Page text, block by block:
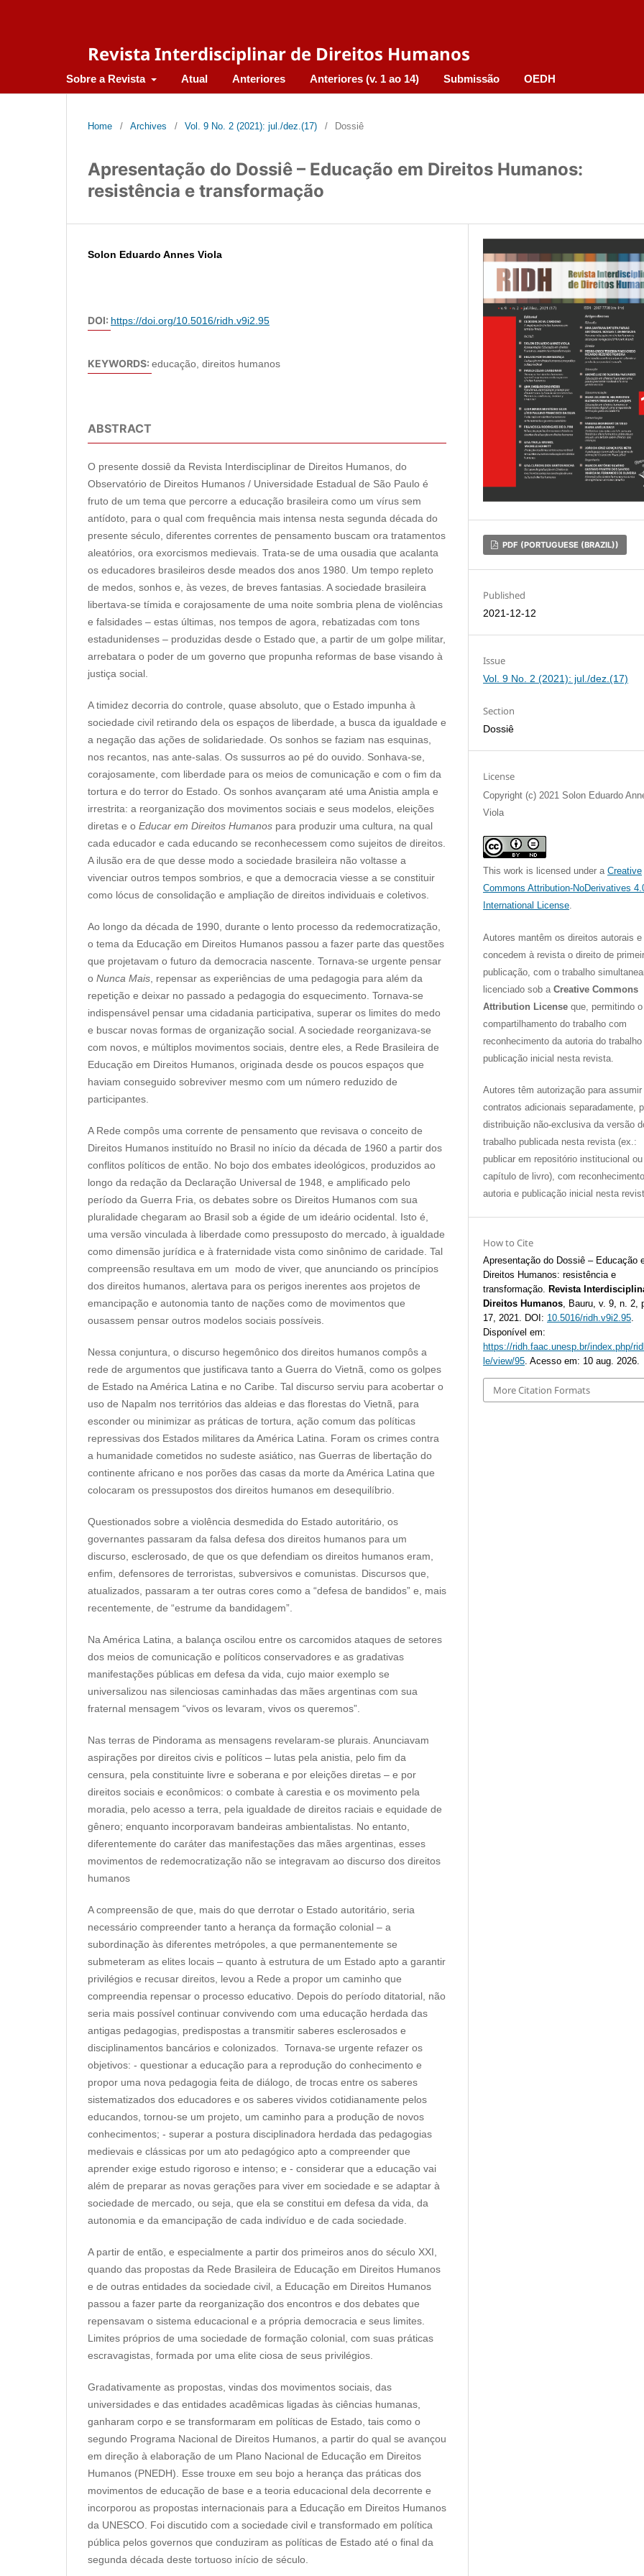
Revista Interdisciplinar de Direitos Humanos
Sobre a Revista Atual Anteriores Anteriores (v. 1 ao 14) Submissão OEDH
Home / Archives / Vol. 9 No. 2 (2021): jul./dez.(17) / Dossiê
Apresentação do Dossiê – Educação em Direitos Humanos:
resistência e transformação
Solon Eduardo Annes Viola
DOI: https://doi.org/10.5016/ridh.v9i2.95
KEYWORDS: educação, direitos humanos
ABSTRACT
O presente dossiê da Revista Interdisciplinar de Direitos Humanos, do
Observatório de Direitos Humanos / Universidade Estadual de São Paulo é
fruto de um tema que percorre a educação brasileira como um vírus sem
antídoto, para o qual com frequência mais intensa nesta segunda década do
presente século, diferentes correntes de pensamento buscam ora tratamentos
aleatórios, ora exorcismos medievais. Trata-se de uma ousadia que acalanta
os educadores brasileiros desde meados dos anos 1980. Um tempo repleto
de medos, sonhos e, às vezes, de breves fantasias. A sociedade brasileira
libertava-se tímida e corajosamente de uma noite sombria plena de violências
e falsidades – estas últimas, nos tempos de agora, rebatizadas com tons
estadunidenses – produzidas desde o Estado que, a partir de um golpe militar,
arrebatara o poder de um governo que propunha reformas de base visando à
justiça social.
A timidez decorria do controle, quase absoluto, que o Estado impunha à
sociedade civil retirando dela os espaços de liberdade, a busca da igualdade e
a negação das ações de solidariedade. Os sonhos se faziam nas esquinas,
nos recantos, nas ante-salas. Os sussurros ao pé do ouvido. Sonhava-se,
corajosamente, com liberdade para os meios de comunicação e com o fim da
tortura e do terror do Estado. Os sonhos avançaram até uma Anistia ampla e
irrestrita: a reorganização dos movimentos sociais e seus modelos, eleições
diretas e o Educar em Direitos Humanos para produzir uma cultura, na qual
cada educador e cada educando se reconhecessem como sujeitos de direitos.
A ilusão era de que desse modo a sociedade brasileira não voltasse a
vivenciar outros tempos sombrios, e que a democracia viesse a se constituir
como lócus de consolidação e ampliação de direitos individuais e coletivos.
Ao longo da década de 1990, durante o lento processo da redemocratização,
o tema da Educação em Direitos Humanos passou a fazer parte das questões
que projetavam o futuro da democracia nascente. Tornava-se urgente pensar
o Nunca Mais , repensar as experiências de uma pedagogia para além da
repetição e deixar no passado a pedagogia do esquecimento. Tornava-se
indispensável pensar uma cidadania participativa, superar os limites do medo
e buscar novas formas de organização social. A sociedade reorganizava-se
com novos, e múltiplos movimentos sociais, dentre eles, a Rede Brasileira de
Educação em Direitos Humanos, originada desde os poucos espaços que
haviam conseguido sobreviver mesmo com um número reduzido de
participantes.
A Rede compôs uma corrente de pensamento que revisava o conceito de
Direitos Humanos instituído no Brasil no início da década de 1960 a partir dos
conflitos políticos de então. No bojo dos embates ideológicos, produzidos ao
longo da redação da Declaração Universal de 1948, e amplificado pelo
período da Guerra Fria, os debates sobre os Direitos Humanos com sua
pluralidade chegaram ao Brasil sob a égide de um ideário ocidental. Isto é,
uma versão vinculada à liberdade como pressuposto do mercado, à igualdade
como dimensão jurídica e à fraternidade vista como sinônimo de caridade. Tal
compreensão resultava em um modo de viver, que anunciando os princípios
dos direitos humanos, alertava para os perigos inerentes aos projetos de
emancipação e autonomia tanto de nações como de movimentos que
ousassem pensar outros modelos sociais possíveis.
Nessa conjuntura, o discurso hegemônico dos direitos humanos compôs a
rede de argumentos que justificava tanto a Guerra do Vietnã, como os golpes
de Estado na América Latina e no Caribe. Tal discurso serviu para acobertar o
uso de Napalm nos territórios das aldeias e das florestas do Vietnã, para
esconder ou minimizar as práticas de tortura, ação comum das políticas
repressivas dos Estados militares da América Latina. Foram os crimes contra
a humanidade cometidos no sudeste asiático, nas Guerras de libertação do
continente africano e nos porões das casas da morte da América Latina que
colocaram os pressupostos dos direitos humanos em desequilíbrio.
Questionados sobre a violência desmedida do Estado autoritário, os
governantes passaram da falsa defesa dos direitos humanos para um
discurso, esclerosado, de que os que defendiam os direitos humanos eram,
enfim, defensores de terroristas, subversivos e comunistas. Discursos que,
atualizados, passaram a ter outras cores como a “defesa de bandidos” e, mais
recentemente, de “estrume da bandidagem”.
Na América Latina, a balança oscilou entre os carcomidos ataques de setores
dos meios de comunicação e políticos conservadores e as gradativas
manifestações públicas em defesa da vida, cujo maior exemplo se
universalizou nas silenciosas caminhadas das mães argentinas com sua
fraternal mensagem “vivos os levaram, vivos os queremos”.
Nas terras de Pindorama as mensagens revelaram-se plurais. Anunciavam
aspirações por direitos civis e políticos – lutas pela anistia, pelo fim da
censura, pela constituinte livre e soberana e por eleições diretas – e por
direitos sociais e econômicos: o combate à carestia e os movimento pela
moradia, pelo acesso a terra, pela igualdade de direitos raciais e equidade de
gênero; enquanto incorporavam bandeiras ambientalistas. No entanto,
diferentemente do caráter das manifestações das mães argentinas, esses
movimentos de redemocratização não se integravam ao discurso dos direitos
humanos
A compreensão de que, mais do que derrotar o Estado autoritário, seria
necessário compreender tanto a herança da formação colonial – a
subordinação às diferentes metrópoles, a que permanentemente se
submeteram as elites locais – quanto à estrutura de um Estado apto a garantir
privilégios e recusar direitos, levou a Rede a propor um caminho que
compreendia repensar o processo educativo. Depois do período ditatorial, não
seria mais possível continuar convivendo com uma educação herdada das
antigas pedagogias, predispostas a transmitir saberes esclerosados e
disciplinamentos bancários e colonizados. Tornava-se urgente refazer os
objetivos: - questionar a educação para a reprodução do conhecimento e
propor uma nova pedagogia feita de diálogo, de trocas entre os saberes
sistematizados dos educadores e os saberes vividos cotidianamente pelos
educandos, tornou-se um projeto, um caminho para a produção de novos
conhecimentos; - superar a postura disciplinadora herdada das pedagogias
medievais e clássicas por um ato pedagógico apto a compreender que
aprender exige estudo rigoroso e intenso; e - considerar que a educação vai
além de preparar as novas gerações para viver em sociedade e se adaptar à
sociedade de mercado, ou seja, que ela se constitui em defesa da vida, da
autonomia e da emancipação de cada indivíduo e de cada sociedade.
A partir de então, e especialmente a partir dos primeiros anos do século XXI,
quando das propostas da Rede Brasileira de Educação em Direitos Humanos
e de outras entidades da sociedade civil, a Educação em Direitos Humanos
passou a fazer parte da reorganização dos encontros e dos debates que
repensavam o sistema educacional e a própria democracia e seus limites.
Limites próprios de uma sociedade de formação colonial, com suas práticas
escravagistas, formada por uma elite ciosa de seus privilégios.
Gradativamente as propostas, vindas dos movimentos sociais, das
universidades e das entidades acadêmicas ligadas às ciências humanas,
ganharam corpo e se transformaram em políticas de Estado, tais como o
segundo Programa Nacional de Direitos Humanos, a partir do qual se avançou
em direção à elaboração de um Plano Nacional de Educação em Direitos
Humanos (PNEDH). Esse trouxe em seu bojo a herança das práticas dos
movimentos de educação de base e a teoria educacional dela decorrente e
incorporou as propostas internacionais para a Educação em Direitos Humanos
da UNESCO. Foi discutido com a sociedade civil e transformado em política
pública pelos governos que conduziram as políticas de Estado até o final da
segunda década deste tortuoso início de século.
PDF (PORTUGUESE (BRAZIL))
Published
2021-12-12
Issue
Vol. 9 No. 2 (2021): jul./dez.(17)
Section
Dossiê
License
Copyright (c) 2021 Solon Eduardo
Viola
This work is licensed under aCreative
Commons Attribution-NoDerivatives
International License.
Autores mantêm os direitos autorais e
concedem à revista o direito de
publicação, com o trabalho
licenciado sob aCreative Commons
Attribution License que, permitindo o
compartilhamento do trabalho com
reconhecimento da autoria do trabalho
publicação inicial nesta revista.
Autores têm autorização para assumir
contratos adicionais separadamente,
distribuição não-exclusiva da versão
trabalho publicada nesta revista (ex.:
publicar em repositório institucional
capítulo de livro), com
autoria e publicação inicial nesta
How to Cite
Apresentação do Dossiê – Educação
Direitos Humanos: resistência e
transformação.Revista
Direitos Humanos , Bauru, v. 9, n. 2,
17, 2021. DOI: 10.5016/ridh.v9i2.95
Disponível em:
https://ridh.faac.unesp.br/index.php/
le/view/95 . Acesso em: 10 aug. 2026.
More Citation Formats